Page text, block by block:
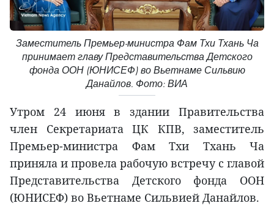
Заместитель Премьер-министра Фам Тхи Тхань Ча
принимает главу Представительства Детского
фонда ООН (ЮНИСЕФ) во Вьетнаме Сильвию
Данайлов. Фото: ВИА
Утром 24 июня в здании Правительства
член Секретариата ЦК КПВ, заместитель
Премьер-министра Фам Тхи Тхань Ча
приняла и провела рабочую встречу с главой
Представительства Детского фонда ООН
(ЮНИСЕФ) во Вьетнаме Сильвией Данайлов.